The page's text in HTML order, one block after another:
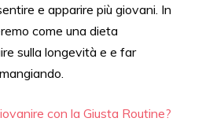
e apparire più giovani. In
come una dieta
sulla longevità e e far
con la Giusta Routine?